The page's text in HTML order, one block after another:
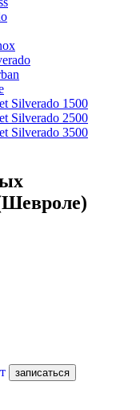
Silverado 1500
Silverado 2500
Silverado 3500
записаться